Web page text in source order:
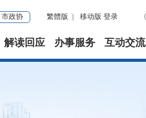
市政协 繁體版 移动版 登录
解读回应 办事服务 互动交流